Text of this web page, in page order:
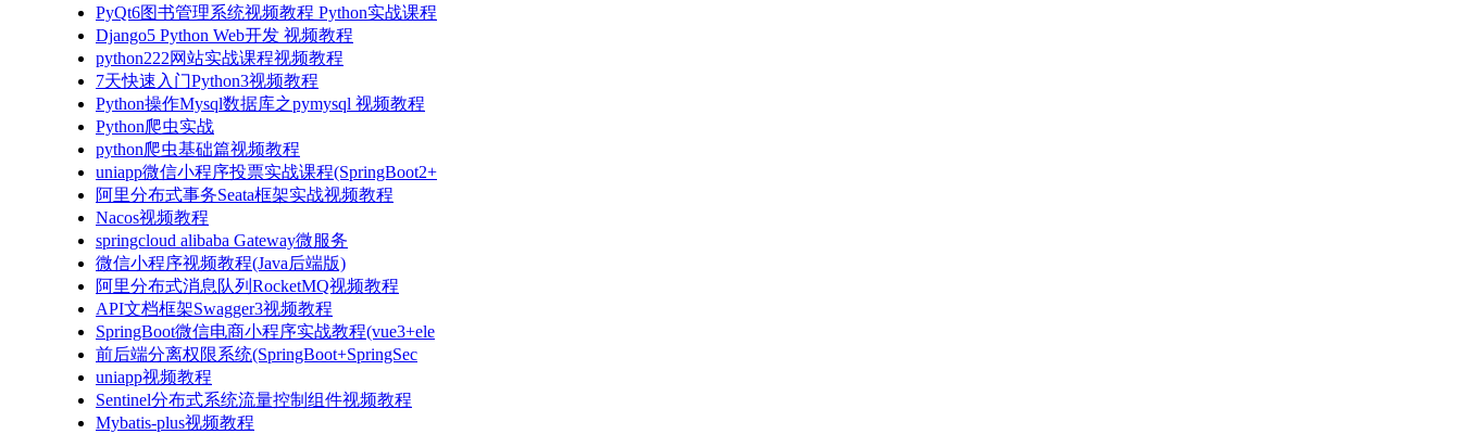
PyQt6图书管理系统视频教程 Python实战课程
Django5 Python Web开发 视频教程
python222网站实战课程视频教程
7天快速入门Python3视频教程
Python操作Mysql数据库之pymysql 视频教程
Python爬虫实战
python爬虫基础篇视频教程
uniapp微信小程序投票实战课程(SpringBoot2+
阿里分布式事务Seata框架实战视频教程
Nacos视频教程
springcloud alibaba Gateway微服务
微信小程序视频教程(Java后端版)
阿里分布式消息队列RocketMQ视频教程
API文档框架Swagger3视频教程
SpringBoot微信电商小程序实战教程(vue3+ele
前后端分离权限系统(SpringBoot+SpringSec
uniapp视频教程
Sentinel分布式系统流量控制组件视频教程
Mybatis-plus视频教程